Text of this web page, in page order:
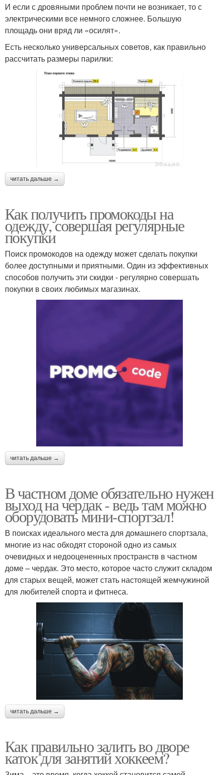
И если с дровяными проблем почти не возникает, то с
электрическими все немного сложнее. Большую
площадь они вряд ли «осилят».
Есть несколько универсальных советов, как правильно
рассчитать размеры парилки:
читать дальше →
Как получить промокоды на
одежду, совершая регулярные
покупки
Поиск промокодов на одежду может сделать покупки
более доступными и приятными. Один из эффективных
способов получить эти скидки - регулярно совершать
покупки в своих любимых магазинах.
читать дальше →
В частном доме обязательно нужен
выход на чердак - ведь там можно
оборудовать мини-спортзал!
В поисках идеального места для домашнего спортзала,
многие из нас обходят стороной одно из самых
очевидных и недооцененных пространств в частном
доме – чердак. Это место, которое часто служит складом
для старых вещей, может стать настоящей жемчужиной
для любителей спорта и фитнеса.
читать дальше →
Как правильно залить во дворе
каток для занятий хоккеем?